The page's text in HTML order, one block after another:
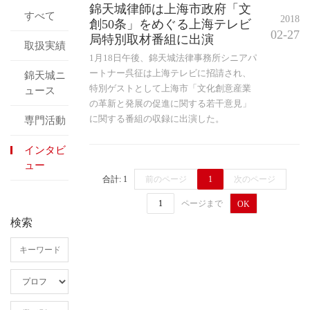
すべて
取扱実績
錦天城ニ
ュース
専門活動
インタビ
ュー
検索
錦天城律師は上海市政府「文
創50条」をめぐる上海テレビ
局特別取材番組に出演
1月18日午後、錦天城法律事務所シニアパ
ートナー呉征は上海テレビに招請され、
特別ゲストとして上海市「文化創意産業
の革新と発展の促進に関する若干意見」
に関する番組の収録に出演した。
2018
02-27
合計: 1 前のページ 1 次のページ
ページまで OK